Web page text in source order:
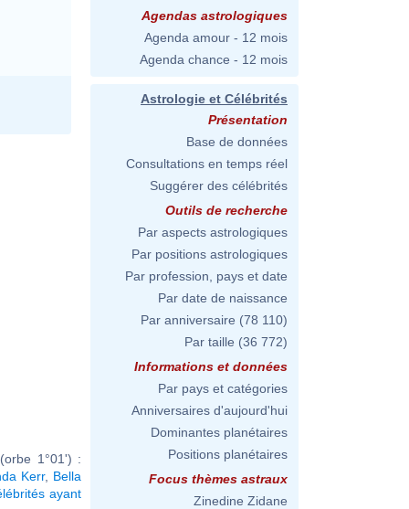
1°01') :
Kerr, Bella
ayant
Agendas astrologiques
Agenda amour - 12 mois
Agenda chance - 12 mois
Astrologie et Célébrités
Présentation
Base de données
Consultations en temps réel
Suggérer des célébrités
Outils de recherche
Par aspects astrologiques
Par positions astrologiques
Par profession, pays et date
Par date de naissance
Par anniversaire (78 110)
Par taille (36 772)
Informations et données
Par pays et catégories
Anniversaires d'aujourd'hui
Dominantes planétaires
Positions planétaires
Focus thèmes astraux
Zinedine Zidane